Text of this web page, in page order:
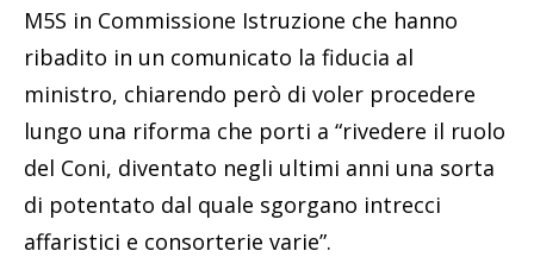
M5S in Commissione Istruzione che hanno
ribadito in un comunicato la fiducia al
ministro, chiarendo però di voler procedere
lungo una riforma che porti a “rivedere il ruolo
del Coni, diventato negli ultimi anni una sorta
di potentato dal quale sgorgano intrecci
affaristici e consorterie varie”.